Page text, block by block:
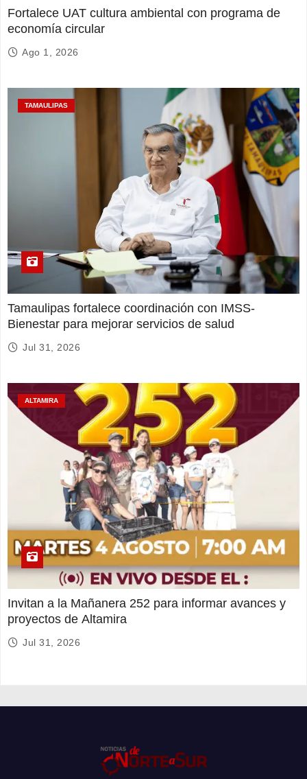
Fortalece UAT cultura ambiental con programa de
economía circular
Ago 1, 2026
TAMAULIPAS
Tamaulipas fortalece coordinación con IMSS-
Bienestar para mejorar servicios de salud
Jul 31, 2026
ALTAMIRA
Invitan a la Mañanera 252 para informar avances y
proyectos de Altamira
Jul 31, 2026